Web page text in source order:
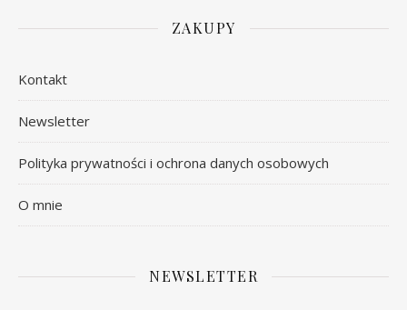
ZAKUPY
Kontakt
Newsletter
Polityka prywatności i ochrona danych osobowych
O mnie
NEWSLETTER